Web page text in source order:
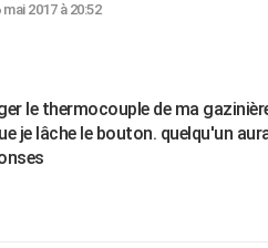
mai 2017 à 20:52
le thermocouple de ma
je lâche le bouton. quelqu'un